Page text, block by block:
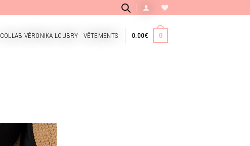
COLLAB VÉRONIKA LOUBRY VÊTEMENTS 0.00€ 0